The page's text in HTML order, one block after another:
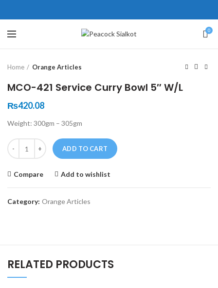
0
Click to enlarge
Home Orange Articles
MCO-421 Service Curry Bowl 5″ W/L
₨420.08
Weight: 300gm – 305gm
Quantity
ADD TO CART
Compare Add to wishlist
Category: Orange Articles
RELATED PRODUCTS
壯陽藥台灣購物
，這不是因為缺乏性生活，而
為缺乏溝通，所以保持談話很
盾越來越大，往往這是ED的情
會變得更加嚴重。
犀利士壯陽藥線上購買
戲都可以很好的幫助你獲得一
高質量的夫妻生活。犀利士治療
鬆，便於陰莖快速充血達到滿
堅硬勃起。在醫學界和陽痿病
望下，犀利士作為新一批藥
，有其優良特點。